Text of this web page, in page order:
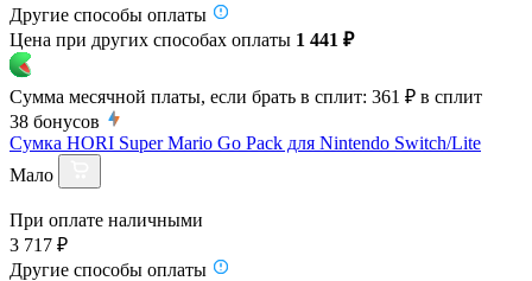
Другие способы оплаты
Цена при других способах оплаты 1 441 ₽
Сумма месячной платы, если брать в сплит: 361 ₽ в сплит
38 бонусов
Сумка HORI Super Mario Go Pack для Nintendo Switch/Lite
Мало
При оплате наличными
3 717 ₽
Другие способы оплаты